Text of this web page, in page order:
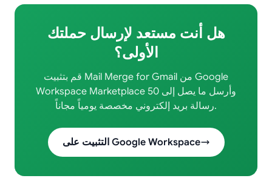
هل أنت مستعد لإرسال حملتك
الأولى؟
قم بتثبيت Mail Merge for Gmail من Google
Workspace Marketplace وأرسل ما يصل إلى 50
رسالة بريد إلكتروني مخصصة يومياً مجاناً.
التثبيت على Google Workspace